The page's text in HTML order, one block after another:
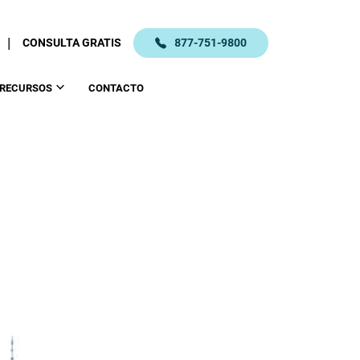
| CONSULTA GRATIS 877-751-9800
CONTACTO